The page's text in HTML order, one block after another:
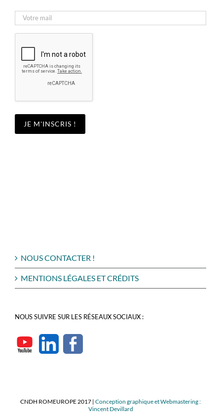
NOUS CONTACTER !
MENTIONS LÉGALES ET CRÉDITS
NOUS SUIVRE SUR LES RÉSEAUX SOCIAUX :
CNDH ROMEUROPE 2017 | Conception graphique et Webmastering :
Vincent Devillard